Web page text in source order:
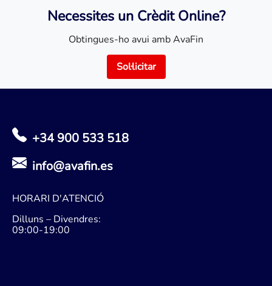
Necessites un Crèdit Online?
Obtingues-ho avui amb AvaFin
Sol·licitar
+34 900 533 518
info@avafin.es
HORARI D'ATENCIÓ
Dilluns – Divendres:
09:00-19:00